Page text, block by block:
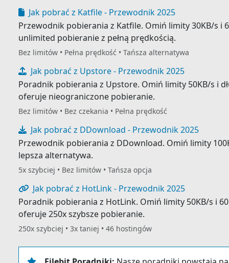
Jak pobrać z Katfile - Przewodnik 2025
Przewodnik pobierania z Katfile. Omiń limity 30KB/s i
unlimited pobieranie z pełną prędkością.
Bez limitów • Pełna prędkość • Tańsza alternatywa
Jak pobrać z Upstore - Przewodnik 2025
Poradnik pobierania z Upstore. Omiń limity 50KB/s i
oferuje nieograniczone pobieranie.
Bez limitów • Bez czekania • Pełna prędkość
Jak pobrać z DDownload - Przewodnik 2025
Przewodnik pobierania z DDownload. Omiń limity
lepsza alternatywa.
5x szybciej • Bez limitów • Tańsza opcja
Jak pobrać z HotLink - Przewodnik 2025
Poradnik pobierania z HotLink. Omiń limity 50KB/s i
oferuje 250x szybsze pobieranie.
250x szybciej • 3x taniej • 46 hostingów